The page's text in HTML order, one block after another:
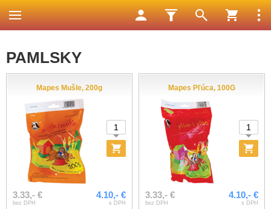
PAMLSKY
Mapes Mušle, 200g
3.33,- €
bez DPH
4.10,- €
s DPH
Mapes Pľúca, 100G
3.33,- €
bez DPH
4.10,- €
s DPH